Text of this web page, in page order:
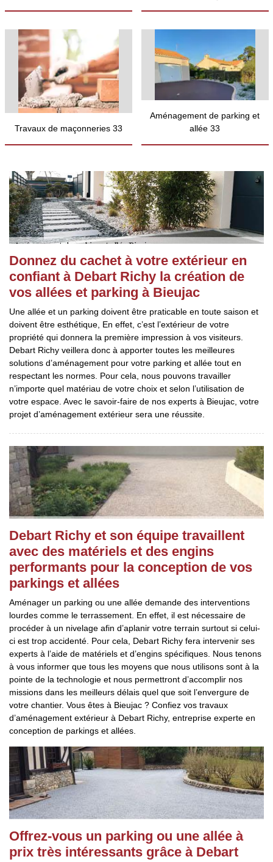
Travaux de maçonneries 33
Aménagement de parking et
allée 33
Donnez du cachet à votre extérieur en
confiant à Debart Richy la création de
vos allées et parking à Bieujac
Une allée et un parking doivent être praticable en toute saison et
doivent être esthétique, En effet, c’est l’extérieur de votre
propriété qui donnera la première impression à vos visiteurs.
Debart Richy veillera donc à apporter toutes les meilleures
solutions d’aménagement pour votre parking et allée tout en
respectant les normes. Pour cela, nous pouvons travailler
n’importe quel matériau de votre choix et selon l’utilisation de
votre espace. Avec le savoir-faire de nos experts à Bieujac, votre
projet d’aménagement extérieur sera une réussite.
Debart Richy et son équipe travaillent
avec des matériels et des engins
performants pour la conception de vos
parkings et allées
Aménager un parking ou une allée demande des interventions
lourdes comme le terrassement. En effet, il est nécessaire de
procéder à un nivelage afin d’aplanir votre terrain surtout si celui-
ci est trop accidenté. Pour cela, Debart Richy fera intervenir ses
experts à l’aide de matériels et d’engins spécifiques. Nous tenons
à vous informer que tous les moyens que nous utilisons sont à la
pointe de la technologie et nous permettront d’accomplir nos
missions dans les meilleurs délais quel que soit l’envergure de
votre chantier. Vous êtes à Bieujac ? Confiez vos travaux
d’aménagement extérieur à Debart Richy, entreprise experte en
conception de parkings et allées.
Offrez-vous un parking ou une allée à
prix très intéressants grâce à Debart